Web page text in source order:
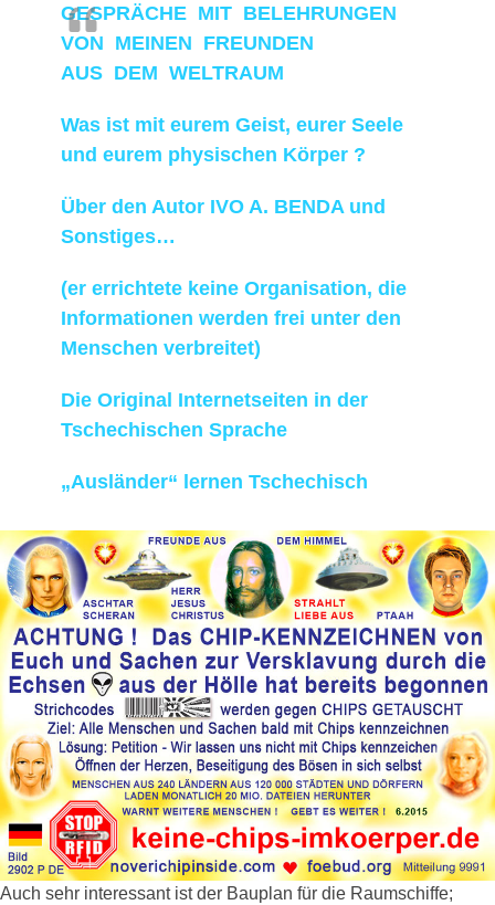
GESPRÄCHE MIT BELEHRUNGEN
VON MEINEN FREUNDEN
AUS DEM WELTRAUM
Was ist mit eurem Geist, eurer Seele
und eurem physischen Körper ?
Über den Autor IVO A. BENDA und
Sonstiges…
(er errichtete keine Organisation, die
Informationen werden frei unter den
Menschen verbreitet)
Die Original Internetseiten in der
Tschechischen Sprache
„Ausländer“ lernen Tschechisch
Auch sehr interessant ist der Bauplan für die Raumschiffe;